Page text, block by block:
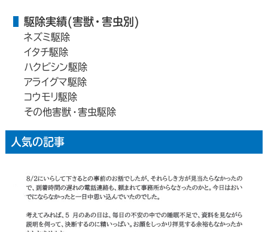
駆除実績(害獣・害虫別)
ネズミ駆除
イタチ駆除
ハクビシン駆除
アライグマ駆除
コウモリ駆除
その他害獣・害虫駆除
人気の記事